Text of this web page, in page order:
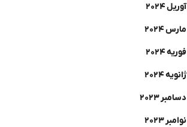
آوریل ۲۰۲۴
مارس ۲۰۲۴
فوریه ۲۰۲۴
ژانویه ۲۰۲۴
دسامبر ۲۰۲۳
نوامبر ۲۰۲۳